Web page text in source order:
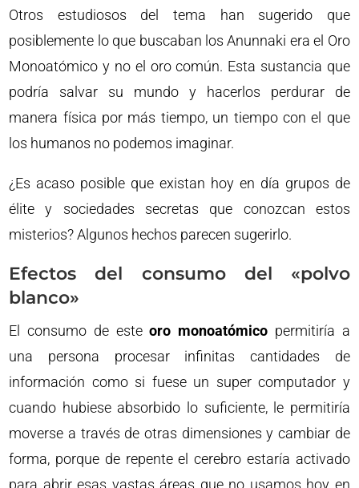
Otros estudiosos del tema han sugerido que
posiblemente lo que buscaban los Anunnaki era el Oro
Monoatómico y no el oro común. Esta sustancia que
podría salvar su mundo y hacerlos perdurar de
manera física por más tiempo, un tiempo con el que
los humanos no podemos imaginar.
¿Es acaso posible que existan hoy en día grupos de
élite y sociedades secretas que conozcan estos
misterios? Algunos hechos parecen sugerirlo.
Efectos del consumo del «polvo
blanco»
El consumo de esteoro monoatómico permitiría a
una persona procesar infinitas cantidades de
información como si fuese un super computador y
cuando hubiese absorbido lo suficiente, le permitiría
moverse a través de otras dimensiones y cambiar de
forma, porque de repente el cerebro estaría activado